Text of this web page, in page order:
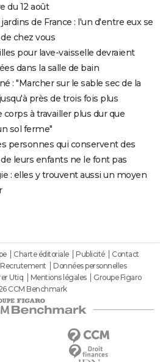
du 12 août
de France : l'un d'entre eux se
chez vous
pour lave-vaisselle devraient
dans la salle de bain
: "Marcher sur le sable sec de la
près de trois fois plus
corps à travailler plus dur que
sol ferme"
personnes qui conservent des
leurs enfants ne le font pas
: elles y trouvent aussi un moyen
Charte éditoriale Publicité
Contact
Recrutement
Données personnelles
Utiq Mentions légales
Groupe Figaro
CCM Benchmark